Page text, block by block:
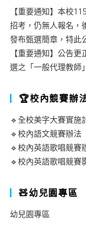
【重要通知】本校
招考，仍無人報名，
發布甄選簡章，特此
【重要通知】公告
選之「一般代理教師
🏆校內競賽辦
🔹全校美字大賽實施
🔹校內語文競賽辦法
🔹校內英語歌唱競賽
🔹校內英語歌唱競賽
🧸幼兒園專區
幼兒園專區